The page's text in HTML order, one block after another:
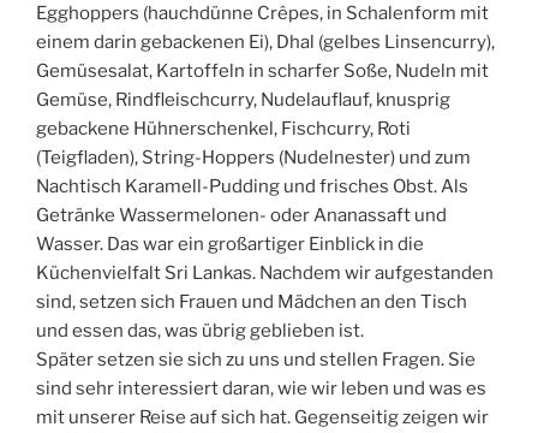
Egghoppers (hauchdünne Crêpes, in Schalenform mit
einem darin gebackenen Ei), Dhal (gelbes Linsencurry),
Gemüsesalat, Kartoffeln in scharfer Soße, Nudeln mit
Gemüse, Rindfleischcurry, Nudelauflauf, knusprig
gebackene Hühnerschenkel, Fischcurry, Roti
(Teigfladen), String-Hoppers (Nudelnester) und zum
Nachtisch Karamell-Pudding und frisches Obst. Als
Getränke Wassermelonen- oder Ananassaft und
Wasser. Das war ein großartiger Einblick in die
Küchenvielfalt Sri Lankas. Nachdem wir aufgestanden
sind, setzen sich Frauen und Mädchen an den Tisch
und essen das, was übrig geblieben ist.
Später setzen sie sich zu uns und stellen Fragen. Sie
sind sehr interessiert daran, wie wir leben und was es
mit unserer Reise auf sich hat. Gegenseitig zeigen wir